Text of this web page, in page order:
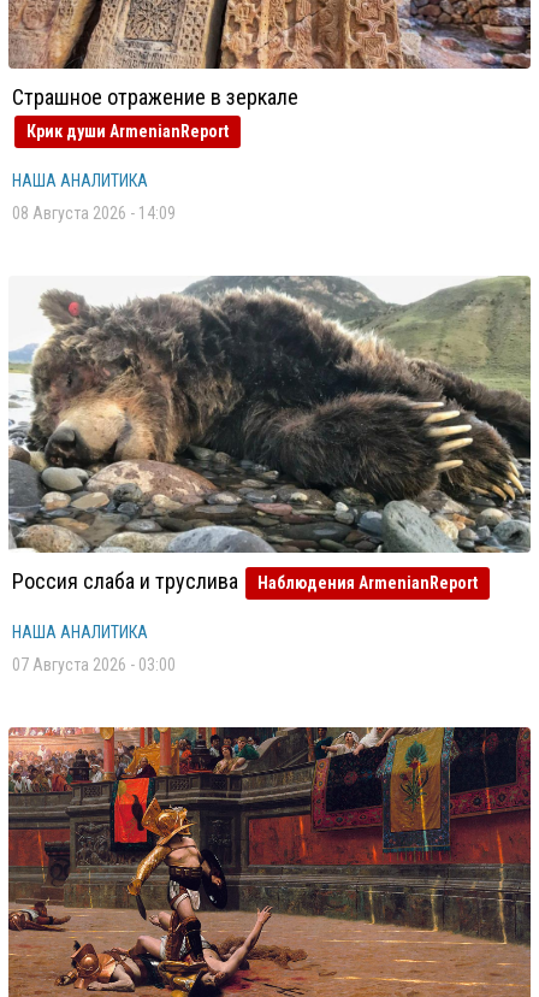
Страшное отражение в зеркале
Крик души ArmenianReport
НАША АНАЛИТИКА
08 Августа 2026 - 14:09
Россия слаба и труслива Наблюдения ArmenianReport
НАША АНАЛИТИКА
07 Августа 2026 - 03:00